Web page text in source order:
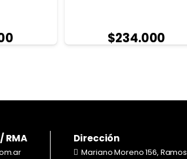
$234.000
RMA Dirección
Mariano Moreno 156, Ramos